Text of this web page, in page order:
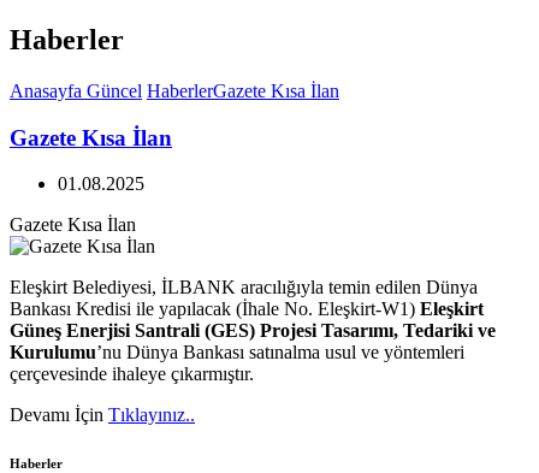
Haberler
Anasayfa Güncel HaberlerGazete Kısa İlan
Gazete Kısa İlan
01.08.2025
Gazete Kısa İlan
Eleşkirt Belediyesi, İLBANK aracılığıyla temin edilen Dünya
Bankası Kredisi ile yapılacak (İhale No. Eleşkirt-W1) Eleşkirt
Güneş Enerjisi Santrali (GES) Projesi Tasarımı, Tedariki ve
Kurulumu’nu Dünya Bankası satınalma usul ve yöntemleri
çerçevesinde ihaleye çıkarmıştır.
Devamı İçin Tıklayınız..
Haberler